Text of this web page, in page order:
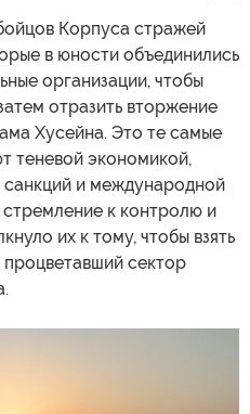
Корпуса стражей
в юности объединились
организации, чтобы
отразить вторжение
Хусейна. Это те самые
теневой экономикой,
и международной
стремление к контролю и
их к тому, чтобы взять
процветавший сектор